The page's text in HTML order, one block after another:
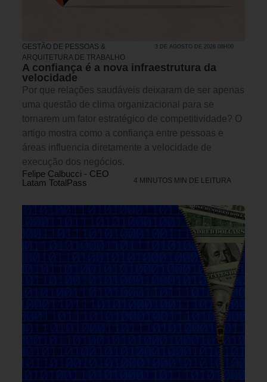
GESTÃO DE PESSOAS &
ARQUITETURA DE TRABALHO
3 DE AGOSTO DE 2026 08H00
A confiança é a nova infraestrutura da
velocidade
Por que relações saudáveis deixaram de ser apenas
uma questão de clima organizacional para se
tornarem um fator estratégico de competitividade? O
artigo mostra como a confiança entre pessoas e
áreas influencia diretamente a velocidade de
execução dos negócios.
Felipe Calbucci - CEO
Latam TotalPass
4 MINUTOS MIN DE LEITURA